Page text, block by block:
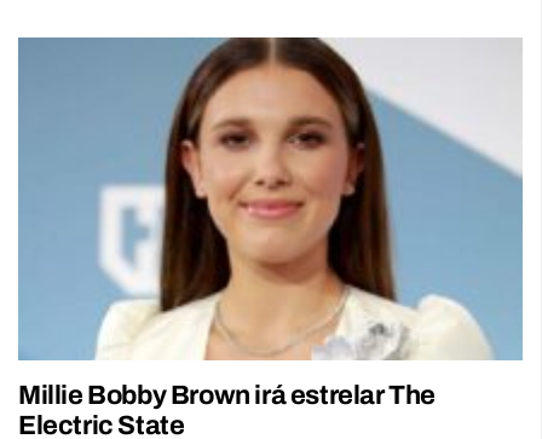
Millie Bobby Brown irá estrelar The
Electric State